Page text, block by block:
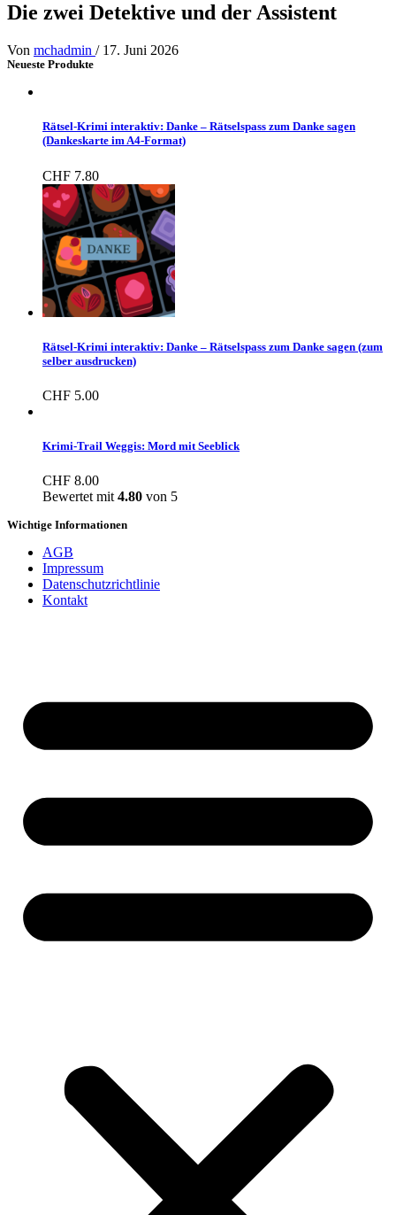
Die zwei Detektive und der Assistent
Von mchadmin / 17. Juni 2026
Neueste Produkte
Rätsel-Krimi interaktiv: Danke – Rätselspass zum Danke sagen
(Dankeskarte im A4-Format)
CHF 7.80
Rätsel-Krimi interaktiv: Danke – Rätselspass zum Danke sagen (zum
selber ausdrucken)
CHF 5.00
Krimi-Trail Weggis: Mord mit Seeblick
CHF 8.00
Bewertet mit 4.80 von 5
Wichtige Informationen
AGB
Impressum
Datenschutzrichtlinie
Kontakt